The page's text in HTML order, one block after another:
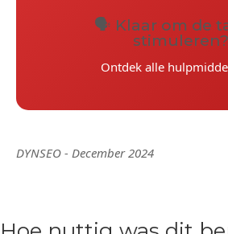
🗣️ Klaar om de
stimuleren?
Ontdek alle
DYNSEO - December 2024